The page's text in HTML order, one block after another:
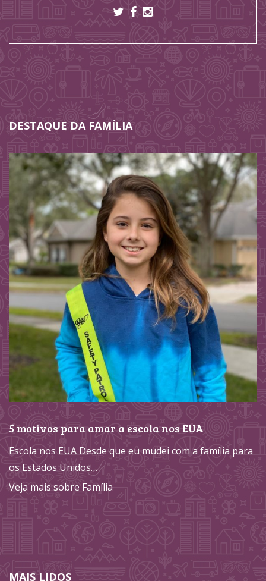
DESTAQUE DA FAMÍLIA
5 motivos para amar a escola nos EUA
Escola nos EUA Desde que eu mudei com a família para
os Estados Unidos…
Veja mais sobre Família
MAIS LIDOS